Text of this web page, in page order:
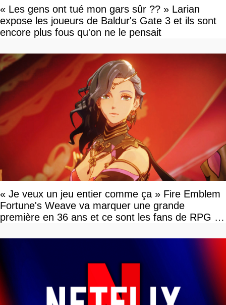
« Les gens ont tué mon gars sûr ?? » Larian
expose les joueurs de Baldur's Gate 3 et ils sont
encore plus fous qu'on ne le pensait
« Je veux un jeu entier comme ça » Fire Emblem
Fortune's Weave va marquer une grande
première en 36 ans et ce sont les fans de RPG en